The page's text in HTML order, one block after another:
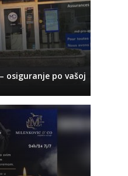
– osiguranje po vašoj